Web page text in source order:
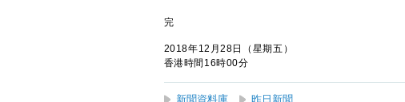
完
2018年12月28日（星期五）
香港時間16時00分
新聞資料庫 昨日新聞